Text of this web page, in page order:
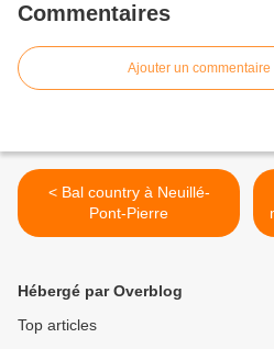
Commentaires
Ajouter un commentaire
< Bal country à Neuillé-
Pont-Pierre
Hébergé par Overblog
Top articles